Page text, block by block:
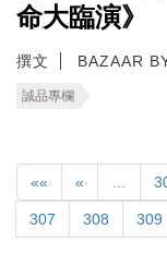
命大臨演》
撰文 BAZAAR
誠品專欄
«« «
307 308 309